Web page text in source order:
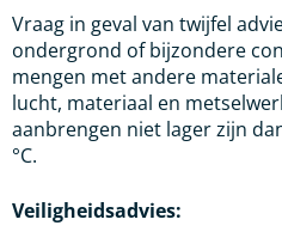
Vraag in geval van twijfel
ondergrond of bijzondere
mengen met andere
lucht, materiaal en
aanbrengen niet lager zijn
°C.
Veiligheidsadvies: